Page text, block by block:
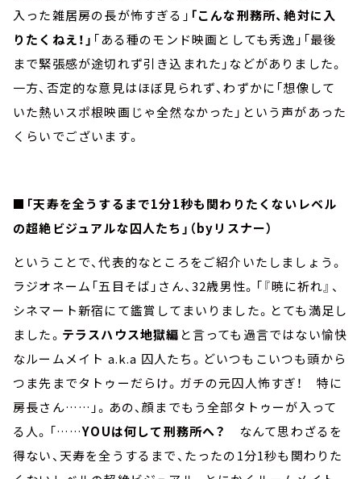
入った雑居房の長が怖すぎる」 「こんな刑務所、絶対に入
りたくねえ！」 「ある種のモンド映画としても秀逸」「最後
まで緊張感が途切れず引き込まれた」などがありました。
一方、否定的な意見はほぼ見られず、わずかに「想像して
いた熱いスポ根映画じゃ全然なかった」という声があった
くらいでございます。
■「天寿を全うするまで1分1秒も関わりたくないレベル
の超絶ビジュアルな囚人たち」（byリスナー）
ということで、代表的なところをご紹介いたしましょう。
ラジオネーム「五目そば」さん、32歳男性。「『暁に祈れ』、
シネマート新宿にて鑑賞してまいりました。とても満足し
ました。 テラスハウス地獄編 と言っても過言ではない愉快
なルームメイト a.k.a 囚人たち。どいつもこいつも頭から
つま先までタトゥーだらけ。ガチの元囚人怖すぎ！ 特に
房長さん……」。あの、顔までもう全部タトゥーが入って
る人。「……YOUは何して刑務所へ？
なんて思わざるを
得ない、天寿を全うするまで、たったの1分1秒も関わりた